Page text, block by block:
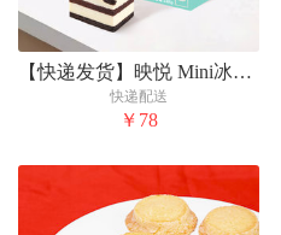
【快递发货】映悦 Mini冰纷盒-奥利奥冻芝士
快递配送
￥78